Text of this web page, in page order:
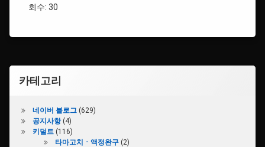
터
블
회수: 30
#IPSMOD
#ShellCustom
니
카테고리
네이버 블로그 (629)
공지사항(4)
키덜트 (116)
타마고치ㆍ액정완구(2)